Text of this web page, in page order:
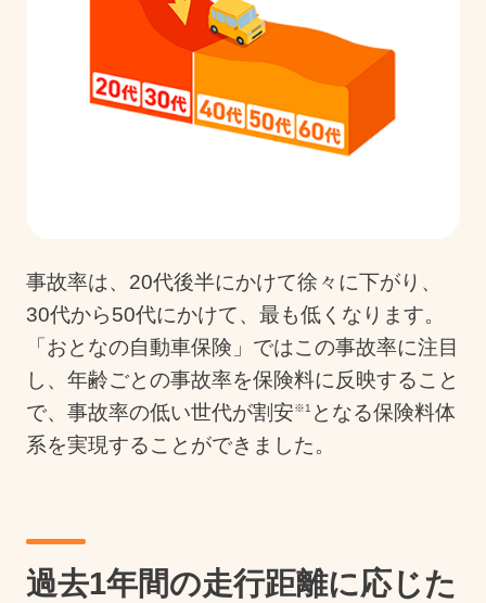
事故率は、20代後半にかけて徐々に下がり、
30代から50代にかけて、最も低くなります。
「おとなの自動車保険」ではこの事故率に注目
し、年齢ごとの事故率を保険料に反映すること
で、事故率の低い世代が割安※1 となる保険料体
系を実現することができました。
過去1年間の走行距離に応じた